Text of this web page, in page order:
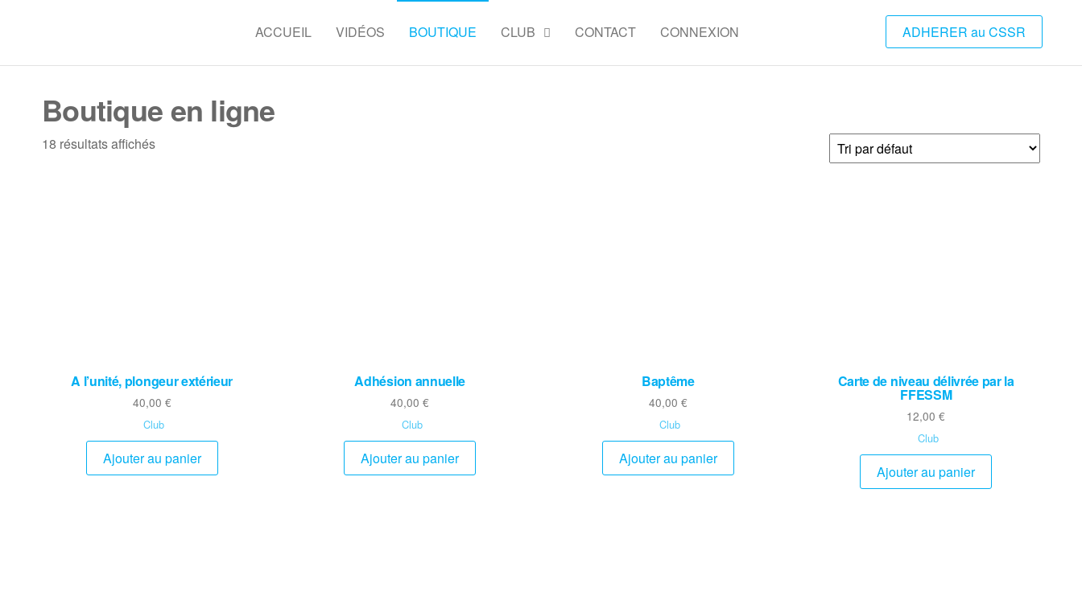
content
dans l'Est,
à vivre
ADHERER au CSSR
ACCUEIL VIDÉOS BOUTIQUE CLUB CONTACT CONNEXION
Boutique en ligne
18 résultats affichés
A l’unité, plongeur extérieur
40,00 €
Club
Ajouter au panier
Adhésion annuelle
40,00€
Club
Ajouter au panier
Baptême
40,00 €
Club
Ajouter au panier
Carte de niveau délivrée par la
FFESSM
12,00€
Club
Ajouter au panier